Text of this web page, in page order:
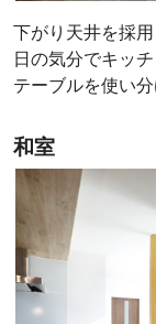
下がり天井を採
日の気分でキッ
テーブルを使い分
和室